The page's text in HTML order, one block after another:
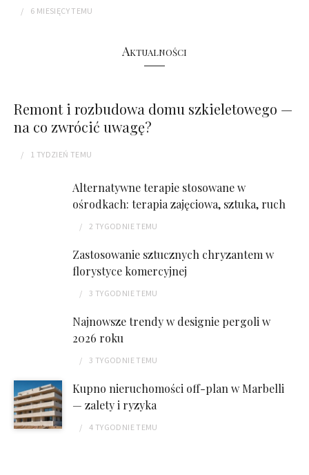
6 MIESIĘCYTEMU
Aktualności
Remont i rozbudowa domu szkieletowego —
na co zwrócić uwagę?
1 TYDZIEŃ TEMU
Alternatywne terapie stosowane w
ośrodkach: terapia zajęciowa, sztuka, ruch
2 TYGODNIETEMU
Zastosowanie sztucznych chryzantem w
florystyce komercyjnej
3 TYGODNIETEMU
Najnowsze trendy w designie pergoli w
2026 roku
3 TYGODNIETEMU
Kupno nieruchomości off-plan w Marbelli
— zalety i ryzyka
4 TYGODNIETEMU